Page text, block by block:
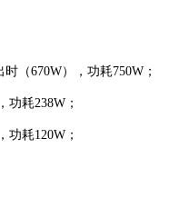
（670W），功耗750W；
238W；
120W；